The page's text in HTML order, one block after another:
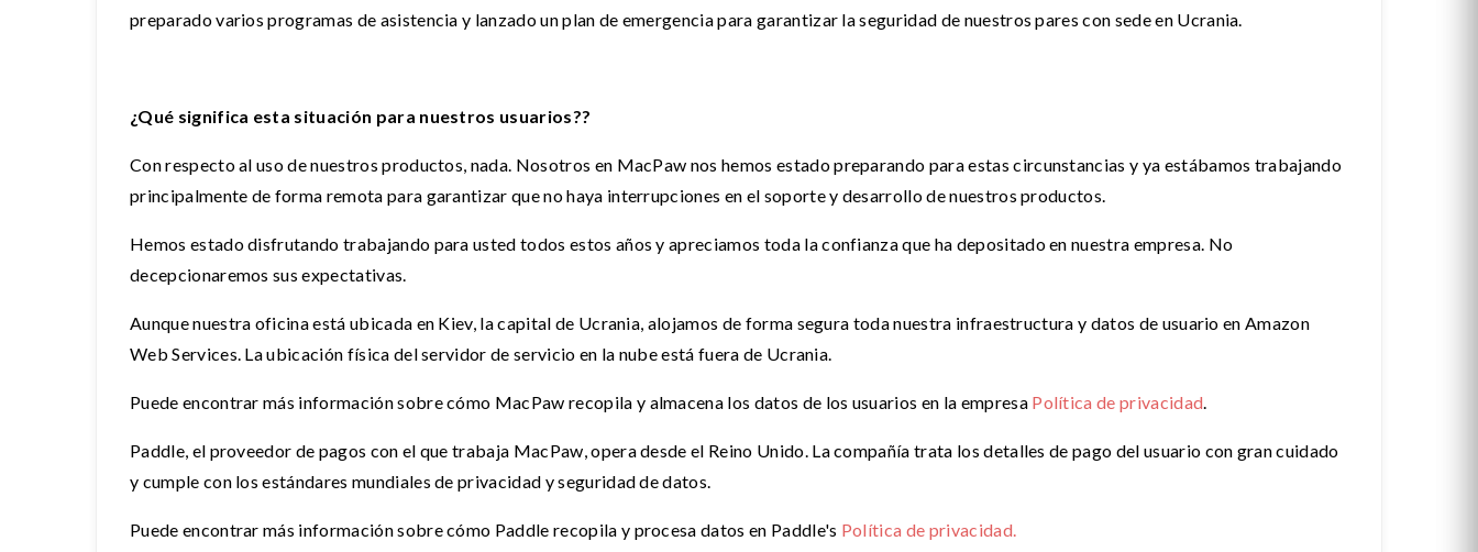
preparado varios programas de asistencia y lanzado un plan de emergencia para garantizar la seguridad de nuestros pares con sede en Ucrania.
¿Qué significa esta situación para nuestros usuarios??
Con respecto al uso de nuestros productos, nada. Nosotros en MacPaw nos hemos estado preparando para estas circunstancias y ya estábamos trabajando
principalmente de forma remota para garantizar que no haya interrupciones en el soporte y desarrollo de nuestros productos.
Hemos estado disfrutando trabajando para usted todos estos años y apreciamos toda la confianza que ha depositado en nuestra empresa. No
decepcionaremos sus expectativas.
Aunque nuestra oficina está ubicada en Kiev, la capital de Ucrania, alojamos de forma segura toda nuestra infraestructura y datos de usuario en Amazon
Web Services. La ubicación física del servidor de servicio en la nube está fuera de Ucrania.
Puede encontrar más información sobre cómo MacPaw recopila y almacena los datos de los usuarios en la empresa Política de privacidad.
Paddle, el proveedor de pagos con el que trabaja MacPaw, opera desde el Reino Unido. La compañía trata los detalles de pago del usuario con gran cuidado
y cumple con los estándares mundiales de privacidad y seguridad de datos.
Puede encontrar más información sobre cómo Paddle recopila y procesa datos en Paddle's Política de privacidad.